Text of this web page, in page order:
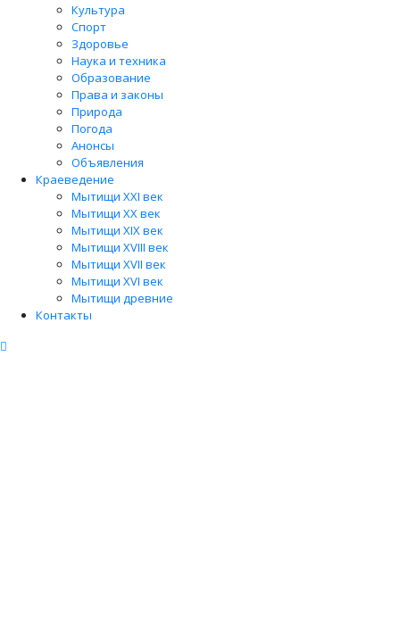
Культура
Спорт
Здоровье
Наука и техника
Образование
Права и законы
Природа
Погода
Анонсы
Объявления
Краеведение
Мытищи XXI век
Мытищи XX век
Мытищи XIX век
Мытищи XVIII век
Мытищи XVII век
Мытищи XVI век
Мытищи древние
Контакты